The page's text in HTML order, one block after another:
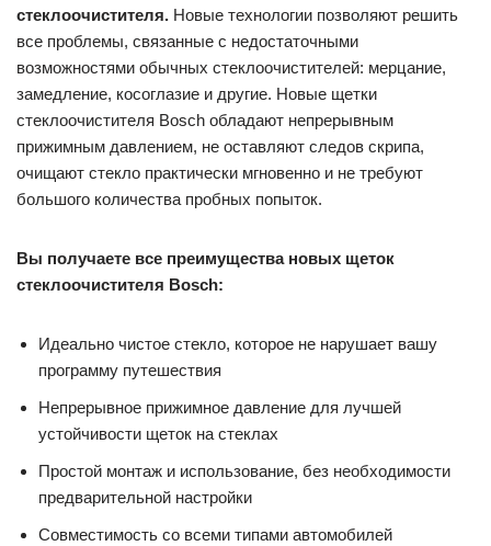
стеклоочистителя. Новые технологии позволяют решить
все проблемы, связанные с недостаточными
возможностями обычных стеклоочистителей: мерцание,
замедление, косоглазие и другие. Новые щетки
стеклоочистителя Bosch обладают непрерывным
прижимным давлением, не оставляют следов скрипа,
очищают стекло практически мгновенно и не требуют
большого количества пробных попыток.
Вы получаете все преимущества новых щеток
стеклоочистителя Bosch:
Идеально чистое стекло, которое не нарушает вашу
программу путешествия
Непрерывное прижимное давление для лучшей
устойчивости щеток на стеклах
Простой монтаж и использование, без необходимости
предварительной настройки
Совместимость со всеми типами автомобилей